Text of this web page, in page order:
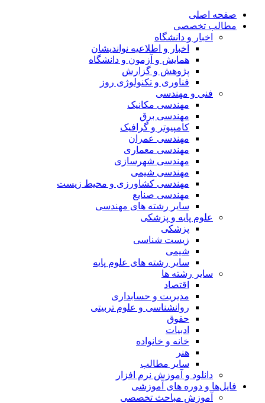
صفحه اصلی
مطالب تخصصی
اخبار و دانشگاه
اخبار و اطلاعیه نواندیشان
همایش و آزمون و دانشگاه
پژوهش و گزارش
فناوری و تکنولوژی روز
فنی و مهندسی
مهندسی مکانیک
مهندسی برق
کامپیوتر و گرافیک
مهندسی عمران
مهندسی معماری
مهندسی شهرسازی
مهندسی شیمی
مهندسی کشاورزی و محیط زیست
مهندسی صنایع
سایر رشته های مهندسی
علوم پایه و پزشکی
پزشکی
زیست شناسی
شیمی
سایر رشته های علوم پایه
سایر رشته ها
اقتصاد
مدیریت و حسابداری
روانشناسی و علوم تربیتی
حقوق
ادبیات
خانه و خانواده
هنر
سایر مطالب
دانلود و آموزش نرم افزار
فایل‌ها و دوره های آموزشی
آموزش مباحث تخصصی